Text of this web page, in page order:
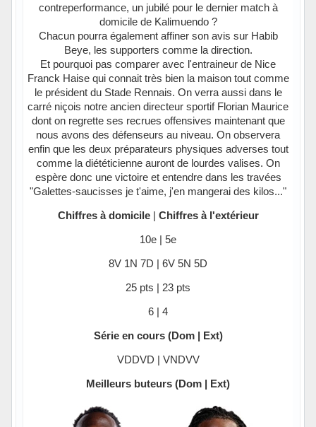
contreperformance, un jubilé pour le dernier match à
domicile de Kalimuendo ?
Chacun pourra également affiner son avis sur Habib
Beye, les supporters comme la direction.
Et pourquoi pas comparer avec l'entraineur de Nice
Franck Haise qui connait très bien la maison tout comme
le président du Stade Rennais. On verra aussi dans le
carré niçois notre ancien directeur sportif Florian Maurice
dont on regrette ses recrues offensives maintenant que
nous avons des défenseurs au niveau. On observera
enfin que les deux préparateurs physiques adverses tout
comme la diététicienne auront de lourdes valises. On
espère donc une victoire et entendre dans les travées
"Galettes-saucisses je t'aime, j'en mangerai des kilos..."
Chiffres à domicile| Chiffres à l'extérieur
10e | 5e
8V 1N 7D | 6V 5N 5D
25 pts | 23 pts
6 | 4
Série en cours (Dom | Ext)
VDDVD | VNDVV
Meilleurs buteurs (Dom | Ext)